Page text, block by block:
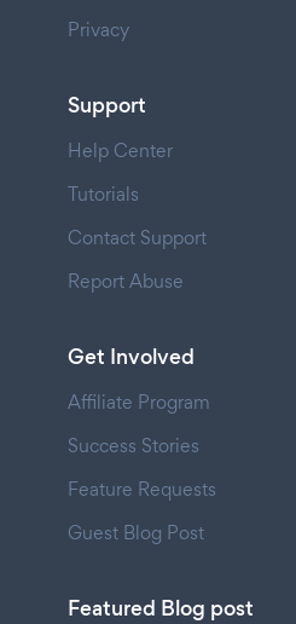
Privacy
Support
Help Center
Tutorials
Contact Support
Report Abuse
Get Involved
Affiliate Program
Success Stories
Feature Requests
Guest Blog Post
Featured Blog post